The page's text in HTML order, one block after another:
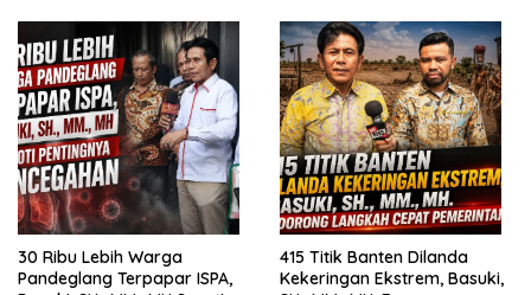
30 Ribu Lebih Warga
Pandeglang Terpapar ISPA,
415 Titik Banten Dilanda
Kekeringan Ekstrem, Basuki,